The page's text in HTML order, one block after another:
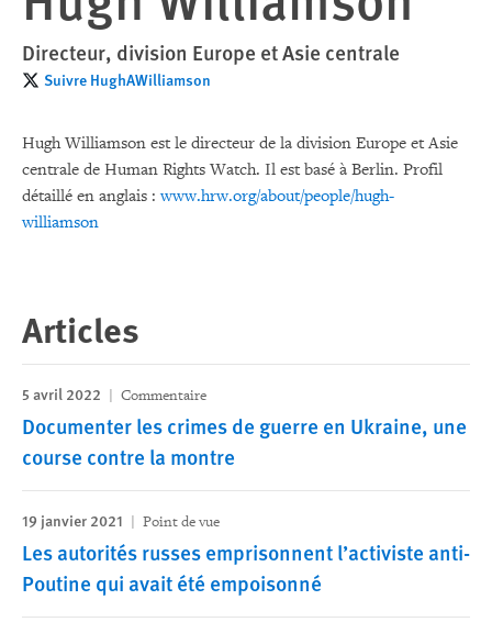
Directeur, division Europe et Asie centrale
Suivre HughAWilliamson
Hugh Williamson est le directeur de la division Europe et Asie
centrale de Human Rights Watch. Il est basé à Berlin. Profil
détaillé en anglais :www.hrw.org/about/people/hugh-
williamson
Articles
5 avril 2022 Commentaire
Documenter les crimes de guerre en Ukraine, une
course contre la montre
19 janvier 2021 Point de vue
Les autorités russes emprisonnent l’activiste anti-
Poutine qui avait été empoisonné